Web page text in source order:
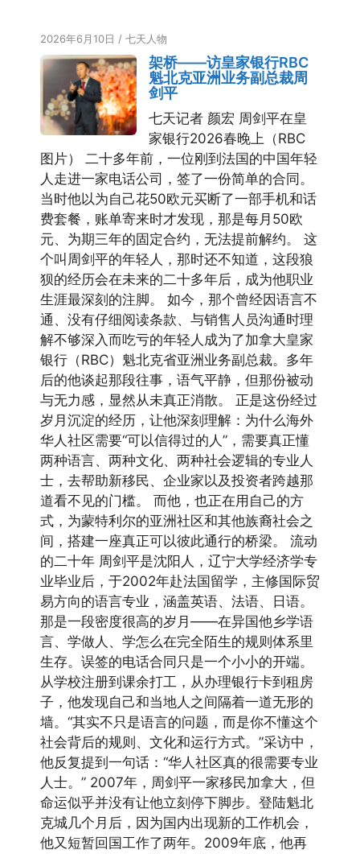
2026年6月10日 / 七天人物
架桥——访皇家银行RBC
魁北克亚洲业务副总裁周
剑平
七天记者 颜宏 周剑平在皇
家银行2026春晚上（RBC
图片） 二十多年前，一位刚到法国的中国年轻
人走进一家电话公司，签了一份简单的合同。
当时他以为自己花50欧元买断了一部手机和话
费套餐，账单寄来时才发现，那是每月50欧
元、为期三年的固定合约，无法提前解约。 这
个叫周剑平的年轻人，那时还不知道，这段狼
狈的经历会在未来的二十多年后，成为他职业
生涯最深刻的注脚。 如今，那个曾经因语言不
通、没有仔细阅读条款、与销售人员沟通时理
解不够深入而吃亏的年轻人成为了加拿大皇家
银行（RBC）魁北克省亚洲业务副总裁。多年
后的他谈起那段往事，语气平静，但那份被动
与无力感，显然从未真正消散。 正是这份经过
岁月沉淀的经历，让他深刻理解：为什么海外
华人社区需要“可以信得过的人”，需要真正懂
两种语言、两种文化、两种社会逻辑的专业人
士，去帮助新移民、企业家以及投资者跨越那
道看不见的门槛。 而他，也正在用自己的方
式，为蒙特利尔的亚洲社区和其他族裔社会之
间，搭建一座真正可以彼此通行的桥梁。 流动
的二十年 周剑平是沈阳人，辽宁大学经济学专
业毕业后，于2002年赴法国留学，主修国际贸
易方向的语言专业，涵盖英语、法语、日语。
那是一段密度很高的岁月——在异国他乡学语
言、学做人、学怎么在完全陌生的规则体系里
生存。误签的电话合同只是一个小小的开端。
从学校注册到课余打工，从办理银行卡到租房
子，他发现自己和当地人之间隔着一道无形的
墙。“其实不只是语言的问题，而是你不懂这个
社会背后的规则、文化和运行方式。”采访中，
他反复提到一句话：“华人社区真的很需要专业
人士。” 2007年，周剑平一家移民加拿大，但
命运似乎并没有让他立刻停下脚步。登陆魁北
克城几个月后，因为国内出现新的工作机会，
他又短暂回国工作了两年。2009年底，他再